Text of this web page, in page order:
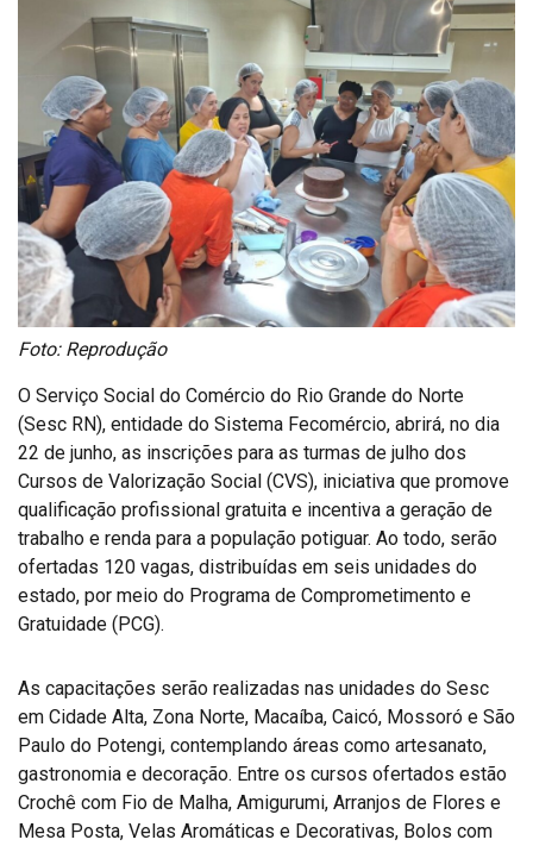
Foto: Reprodução
O Serviço Social do Comércio do Rio Grande do Norte
(Sesc RN), entidade do Sistema Fecomércio, abrirá, no dia
22 de junho, as inscrições para as turmas de julho dos
Cursos de Valorização Social (CVS), iniciativa que promove
qualificação profissional gratuita e incentiva a geração de
trabalho e renda para a população potiguar. Ao todo, serão
ofertadas 120 vagas, distribuídas em seis unidades do
estado, por meio do Programa de Comprometimento e
Gratuidade (PCG).
As capacitações serão realizadas nas unidades do Sesc
em Cidade Alta, Zona Norte, Macaíba, Caicó, Mossoró e São
Paulo do Potengi, contemplando áreas como artesanato,
gastronomia e decoração. Entre os cursos ofertados estão
Crochê com Fio de Malha, Amigurumi, Arranjos de Flores e
Mesa Posta, Velas Aromáticas e Decorativas, Bolos com